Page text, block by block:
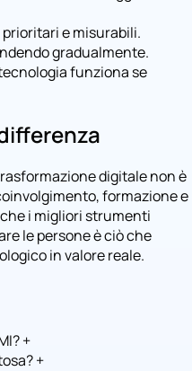
e misurabili.
gradualmente.
funziona se
digitale non è
formazione e
i migliori strumenti
le persone è ciò che
in valore reale.
+
+